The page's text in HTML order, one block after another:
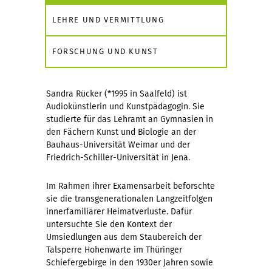
LEHRE UND VERMITTLUNG
FORSCHUNG UND KUNST
Sandra Rücker (*1995 in Saalfeld) ist
Audiokünstlerin und Kunstpädagogin. Sie
studierte für das Lehramt an Gymnasien in
den Fächern Kunst und Biologie an der
Bauhaus-Universität Weimar und der
Friedrich-Schiller-Universität in Jena.
Im Rahmen ihrer Examensarbeit beforschte
sie die transgenerationalen Langzeitfolgen
innerfamiliärer Heimatverluste. Dafür
untersuchte Sie den Kontext der
Umsiedlungen aus dem Staubereich der
Talsperre Hohenwarte im Thüringer
Schiefergebirge in den 1930er Jahren sowie